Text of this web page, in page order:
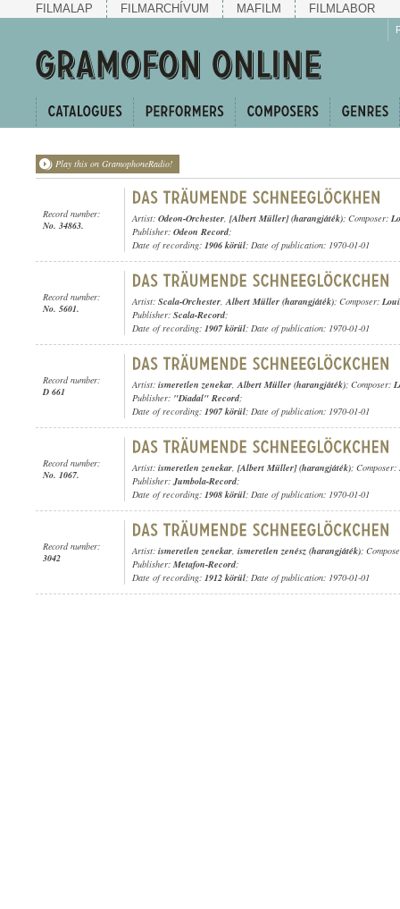
FILMALAP FILMARCHÍVUM MAFILM FILMLABOR
Play this on GramophoneRadio!
Record number:
No. 34863.
Artist: Odeon-Orchester, [Albert Müller] (harangjáték); Composer:
Publisher: Odeon Record;
Date of recording: 1906 körül; Date of publication: 1970-01-01
Record number:
No. 5601.
Artist: Scala-Orchester,Albert Müller (harangjáték); Composer:
Publisher: Scala-Record;
Date of recording: 1907 körül; Date of publication: 1970-01-01
Record number:
D 661
Artist: ismeretlen zenekar,Albert Müller (harangjáték); Composer:
Publisher: "Diadal" Record;
Date of recording: 1907 körül; Date of publication: 1970-01-01
Record number:
No. 1067.
Artist: ismeretlen zenekar, [Albert Müller] (harangjáték); Composer:
Publisher:Jumbola-Record;
Date of recording: 1908 körül; Date of publication: 1970-01-01
Record number:
3042
Artist: ismeretlen zenekar, ismeretlen zenész (harangjáték);
Publisher: Metafon-Record;
Date of recording: 1912 körül; Date of publication: 1970-01-01